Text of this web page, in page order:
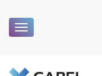
Toggle